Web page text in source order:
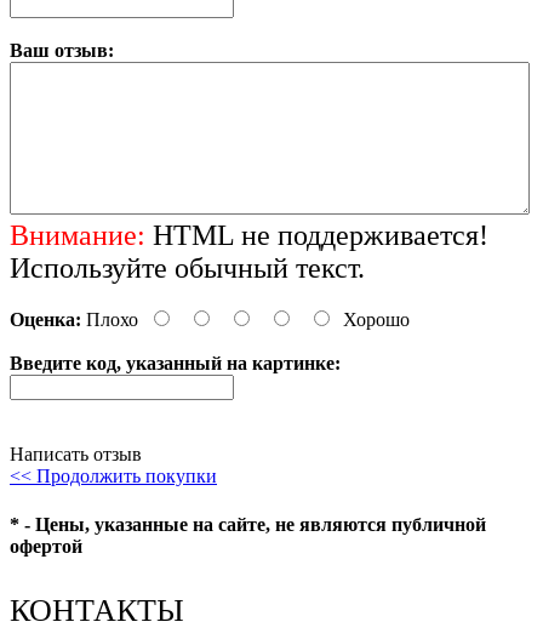
Ваш отзыв:
Внимание: HTML не поддерживается!
Используйте обычный текст.
Оценка: Плохо Хорошо
Введите код, указанный на картинке:
Написать отзыв
<< Продолжить покупки
* - Цены, указанные на сайте, не являются публичной
офертой
КОНТАКТЫ